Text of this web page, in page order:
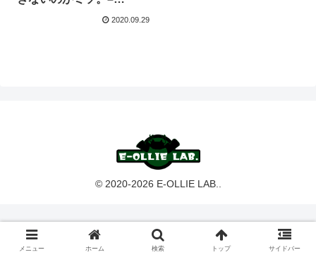
【20/08/17メモ】
2020.09.29
© 2020-2026 E-OLLIE LAB..
メニュー ホーム 検索 トップ サイドバー